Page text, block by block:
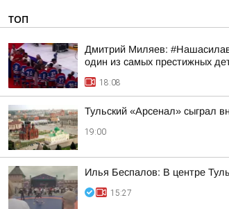
ТОП
Дмитрий Миляев:
один из самых престижных
18:08
Тульский «Арсенал» сыграл
19:00
Илья Беспалов: В центре
15:27